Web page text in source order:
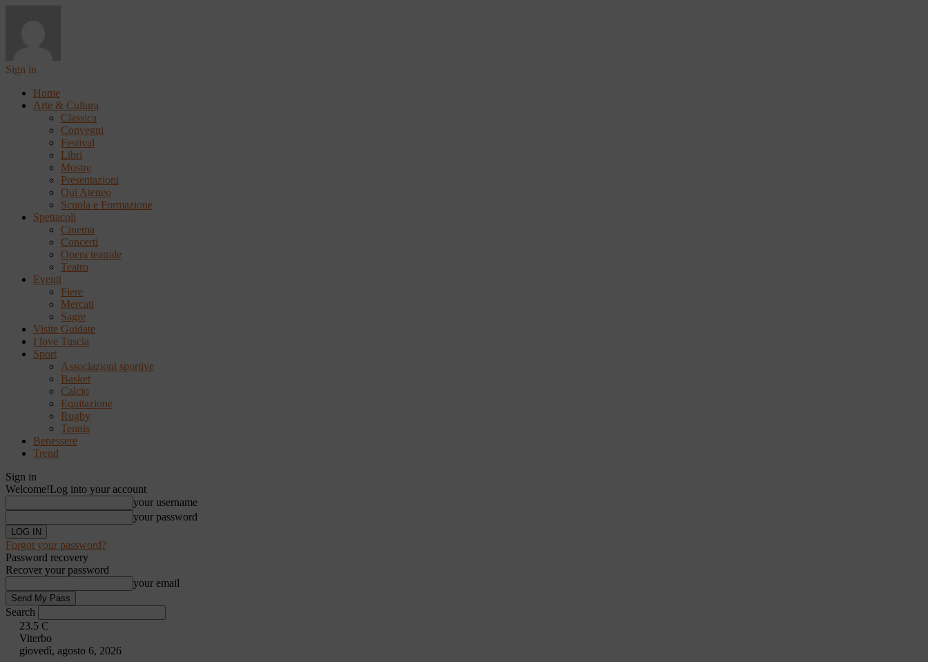
Sign in
Home
Arte & Cultura
Classica
Convegni
Festival
Libri
Mostre
Presentazioni
Qui Ateneo
Scuola e Formazione
Spettacoli
Cinema
Concerti
Opera teatrale
Teatro
Eventi
Fiere
Mercati
Sagre
Visite Guidate
I love Tuscia
Sport
Associazioni sportive
Basket
Calcio
Equitazione
Rugby
Tennis
Benessere
Trend
Sign in
Welcome!Log into your account
your username
your password
Forgot your password?
Password recovery
Recover your password
your email
Search
23.5 C
Viterbo
giovedì, agosto 6, 2026